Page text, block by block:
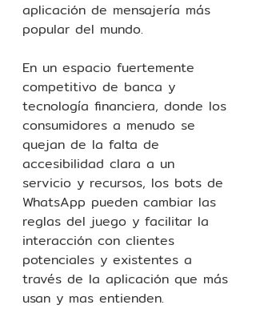
aplicación de mensajería más
popular del mundo.
En un espacio fuertemente
competitivo de banca y
tecnología financiera, donde los
consumidores a menudo se
quejan de la falta de
accesibilidad clara a un
servicio y recursos, los bots de
WhatsApp pueden cambiar las
reglas del juego y facilitar la
interacción con clientes
potenciales y existentes a
través de la aplicación que más
usan y mas entienden.